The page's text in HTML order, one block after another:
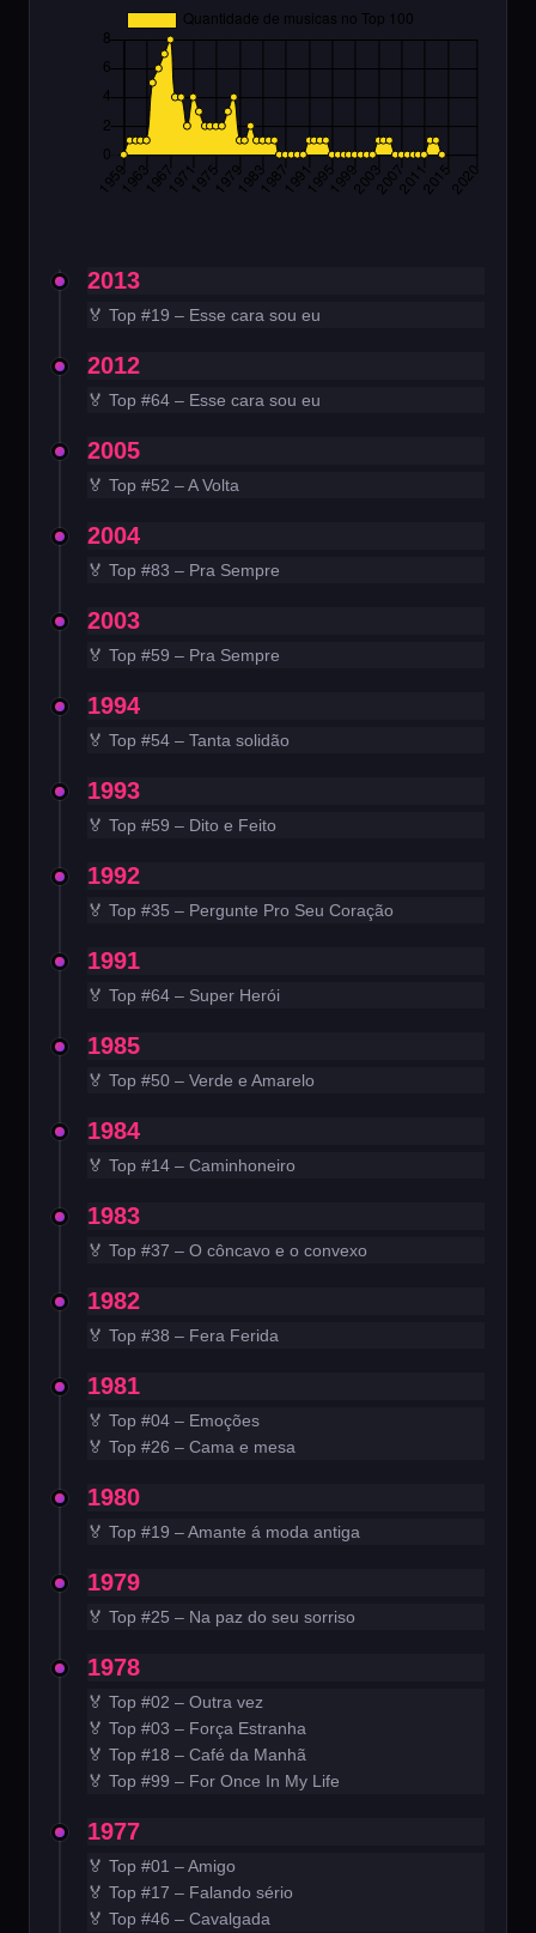
2013
🏅 Top #19 – Esse cara sou eu
2012
🏅 Top #64 – Esse cara sou eu
2005
🏅 Top #52 – A Volta
2004
🏅 Top #83 – Pra Sempre
2003
🏅 Top #59 – Pra Sempre
1994
🏅 Top #54 – Tanta solidão
1993
🏅 Top #59 – Dito e Feito
1992
🏅 Top #35 – Pergunte Pro Seu Coração
1991
🏅 Top #64 – Super Herói
1985
🏅 Top #50 – Verde e Amarelo
1984
🏅 Top #14 – Caminhoneiro
1983
🏅 Top #37 – O côncavo e o convexo
1982
🏅 Top #38 – Fera Ferida
1981
🏅 Top #04 – Emoções
🏅 Top #26 – Cama e mesa
1980
🏅 Top #19 – Amante á moda antiga
1979
🏅 Top #25 – Na paz do seu sorriso
1978
🏅 Top #02 – Outra vez
🏅 Top #03 – Força Estranha
🏅 Top #18 – Café da Manhã
🏅 Top #99 – For Once In My Life
1977
🏅 Top #01 – Amigo
🏅 Top #17 – Falando sério
🏅 Top #46 – Cavalgada